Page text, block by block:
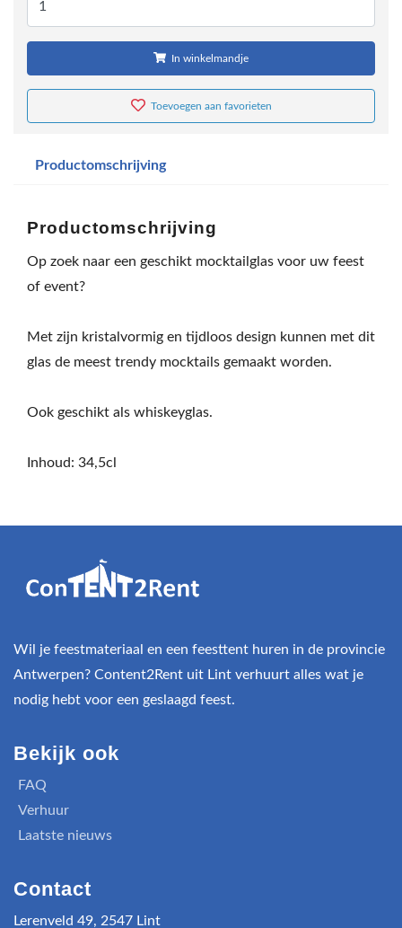
In winkelmandje
Toevoegen aan favorieten
Productomschrijving
Productomschrijving
Op zoek naar een geschikt mocktailglas voor uw feest
of event?
Met zijn kristalvormig en tijdloos design kunnen met dit
glas de meest trendy mocktails gemaakt worden.
Ook geschikt als whiskeyglas.
Inhoud: 34,5cl
Wil je feestmateriaal en een feesttent huren in de provincie
Antwerpen? Content2Rent uit Lint verhuurt alles wat je
nodig hebt voor een geslaagd feest.
Bekijk ook
FAQ
Verhuur
Laatste nieuws
Contact
Lerenveld 49, 2547 Lint